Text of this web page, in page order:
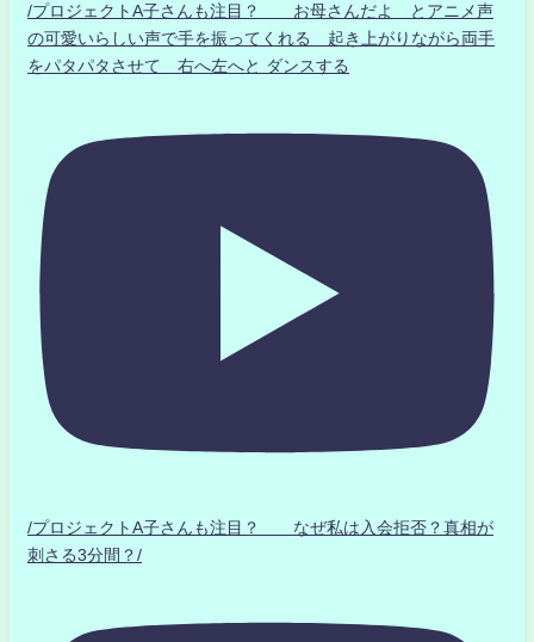
/プロジェクトA子さんも注目？ お母さんだよ とアニメ声
の可愛いらしい声で手を振ってくれる 起き上がりながら両手
をパタパタさせて 右へ左へと ダンスする
/プロジェクトA子さんも注目？ なぜ私は入会拒否？真相が
刺さる3分間？/